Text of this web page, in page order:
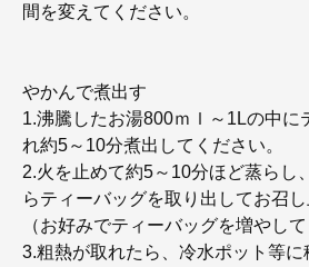
間を変えてください。
やかんで煮出す
1.沸騰したお湯800ｍｌ～1Lの中に
れ約5～10分煮出してください。
2.火を止めて約5～10分ほど蒸らし
らティーバッグを取り出してお召し
（お好みでティーバッグを増やして
3.粗熱が取れたら、冷水ポット等に